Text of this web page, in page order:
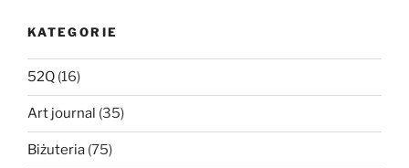
KATEGORIE
52Q (16)
Art journal (35)
Biżuteria (75)